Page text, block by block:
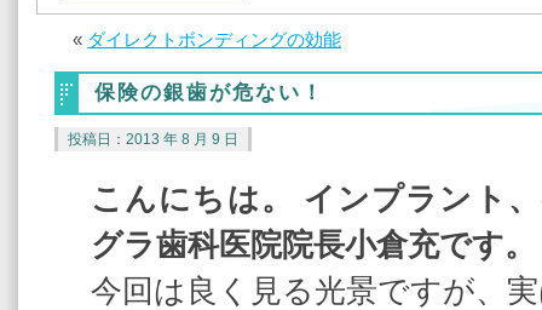
« ダイレクトボンディングの効能
保険の銀歯が危ない！
投稿日：2013 年 8 月 9 日
こんにちは。 インプラント
グラ歯科医院院長小倉充です。
今回は良く見る光景ですが、